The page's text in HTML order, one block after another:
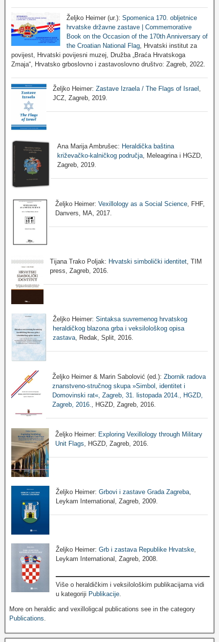
Željko Heimer (ur.): Spomenica 170. obljetnice
hrvatske državne zastave | Commemorative
Book on the Occasion of the 170th Anniversary of
the Croatian National Flag, Hrvatski institut za
povijest, Hrvatski povijesni muzej, Družba „Braća Hrvatskoga
Zmaja“, Hrvatsko grboslovno i zastavoslovno društvo: Zagreb, 2022.
Željko Heimer:Zastave Izraela / The Flags of Israel
JCZ, Zagreb, 2019.
Ana Marija Ambrušec: Heraldička baština
križevačko-kalničkog područja, Meleagrina i HGZD,
Zagreb, 2019.
Željko Heimer:Vexillology as a Social Science , FHF,
Danvers, MA, 2017.
Tijana Trako Poljak: Hrvatski simbolički identitet , TIM
press, Zagreb, 2016.
Željko Heimer: Sintaksa suvremenog hrvatskog
heraldičkog blazona grba i veksilološkog opisa
zastava, Redak, Split, 2016.
Željko Heimer & Marin Sabolović (ed.): Zbornik radova
znanstveno-stručnog skupa »Simbol, identitet i
Domovinski rat«, Zagreb, 31. listopada 2014., HGZD,
Zagreb, 2016.
, HGZD, Zagreb, 2016.
Željko Heimer: Exploring Vexillology through Military
Unit Flags , HGZD, Zagreb, 2016.
Željko Heimer: Grbovi i zastave Grada Zagreba
Leykam International, Zagreb, 2009.
Željko Heimer:Grb i zastava Republike Hrvatske
Leykam International, Zagreb, 2008.
Više o heraldičkim i veksilološkim publikacijama vidi
u kategoriji Publikacije.
More on heraldic and vexilloligcal publications see in the category
Publications.